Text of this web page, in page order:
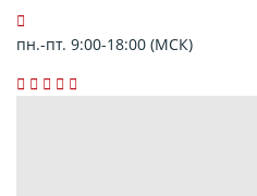
пн.-пт. 9:00-18:00 (МСК)